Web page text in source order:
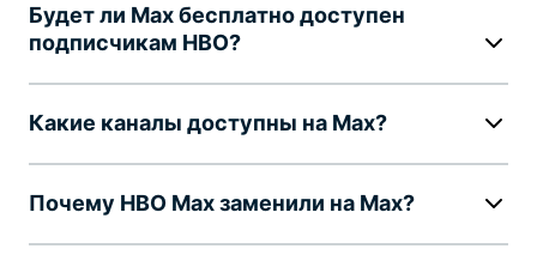
Будет ли Max бесплатно доступен
подписчикам HBO?
Какие каналы доступны на Max?
Почему HBO Max заменили на Max?